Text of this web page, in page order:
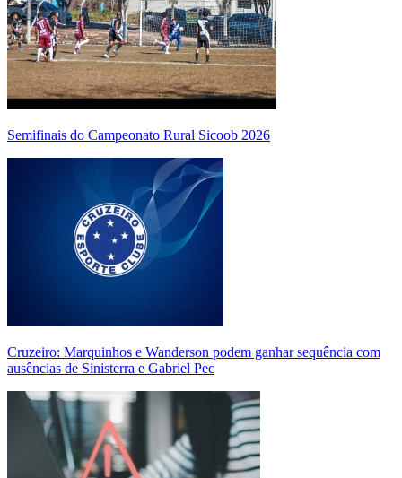
Semifinais do Campeonato Rural Sicoob 2026
Cruzeiro: Marquinhos e Wanderson podem ganhar sequência com
ausências de Sinisterra e Gabriel Pec